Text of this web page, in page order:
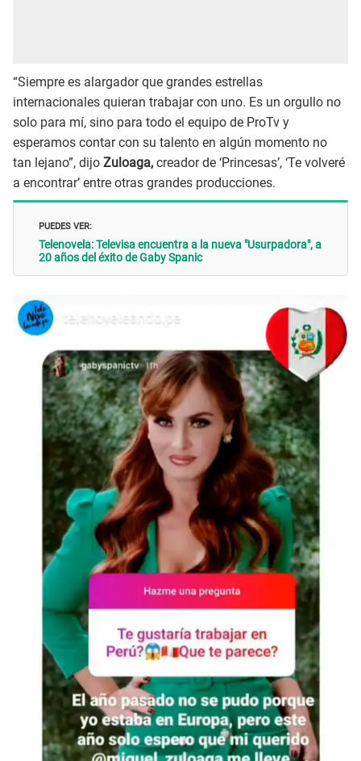
“Siempre es alargador que grandes estrellas
internacionales quieran trabajar con uno. Es un orgullo no
solo para mí, sino para todo el equipo de ProTv y
esperamos contar con su talento en algún momento no
tan lejano”, dijo Zuloaga, creador de ‘Princesas’, ‘Te volveré
a encontrar’ entre otras grandes producciones.
PUEDES VER:
Telenovela: Televisa encuentra a la nueva "Usurpadora", a
20 años del éxito de Gaby Spanic